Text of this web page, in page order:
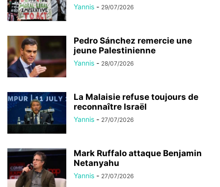
Yannis - 29/07/2026
Pedro Sánchez remercie une
jeune Palestinienne
Yannis - 28/07/2026
La Malaisie refuse toujours de
reconnaître Israël
Yannis - 27/07/2026
Mark Ruffalo attaque Benjamin
Netanyahu
Yannis - 27/07/2026